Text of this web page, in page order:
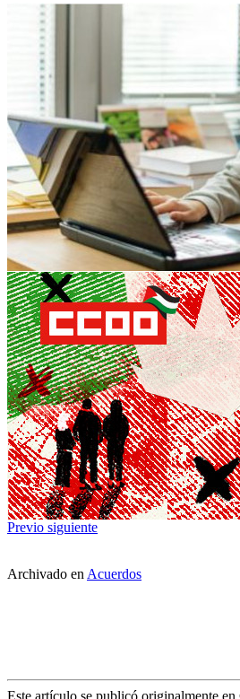
Previo siguiente
Archivado enAcuerdos
Este artículo se publicó originalmente